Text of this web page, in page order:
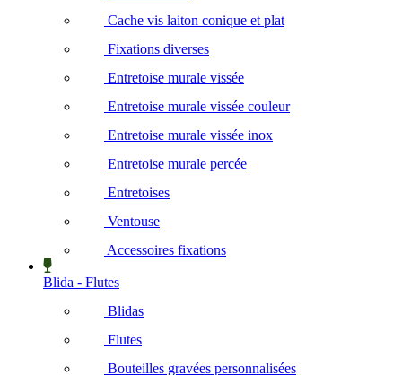
Cache vis laiton conique et plat
Fixations diverses
Entretoise murale vissée
Entretoise murale vissée couleur
Entretoise murale vissée inox
Entretoise murale percée
Entretoises
Ventouse
Accessoires fixations
Blida - Flutes
Blidas
Flutes
Bouteilles gravées personnalisées